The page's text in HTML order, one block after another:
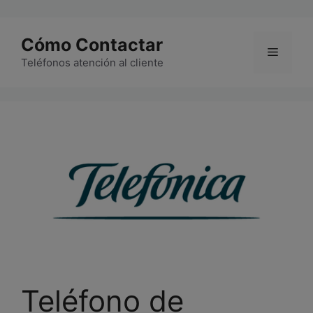
contenido
Cómo Contactar
Teléfonos atención al cliente
Menú
Teléfono de